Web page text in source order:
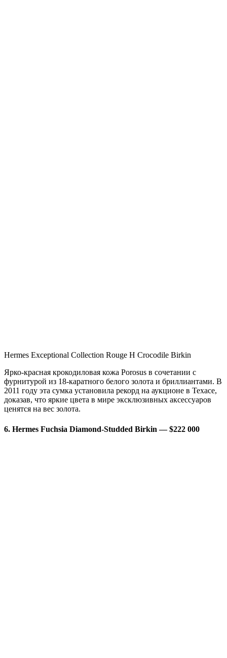
Hermes Exceptional Collection Rouge H Crocodile Birkin
Ярко-красная крокодиловая кожа Porosus в сочетании с
фурнитурой из 18-каратного белого золота и бриллиантами. В
2011 году эта сумка установила рекорд на аукционе в Техасе,
доказав, что яркие цвета в мире эксклюзивных аксессуаров
ценятся на вес золота.
6. Hermes Fuchsia Diamond-Studded Birkin — $222 000